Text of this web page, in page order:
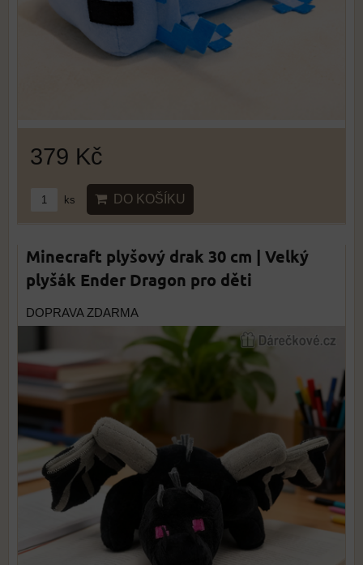
379 Kč
ks DO KOŠÍKU
Minecraft plyšový drak 30 cm | Velký
plyšák Ender Dragon pro děti
DOPRAVA ZDARMA